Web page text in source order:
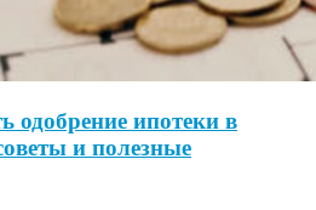
одобрение ипотеки в
и полезные